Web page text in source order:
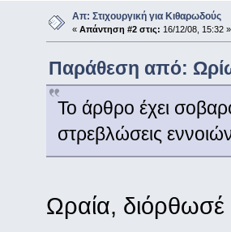
Απ: Στιχουργική για Κιθαρωδούς
« Απάντηση #2 στις: 16/12/08, 15:32 »
Παράθεση από:
Το άρθρο έχει
στρεβλώσεις
Ωραία, διόρθωσέ